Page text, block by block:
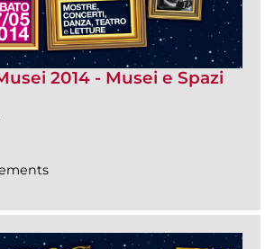
2014 - Musei e Spazi